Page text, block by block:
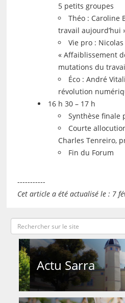
5 petits groupes
Théo : Caroline
travail aujourd’hui
Vie pro :
« Affaiblissement
mutations du
Éco : André
révolution
16 h 30 – 17 h
Synthèse finale
Courte
Charles Tenreiro,
Fin du Forum
-----------
Cet article a été actualisé le : 7
Actu Sarra